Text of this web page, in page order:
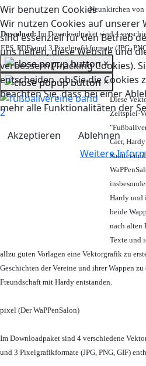
Wir benutzen Cookies
Wir nutzen Cookies auf unserer
sind essenziell für den Betrieb
uns helfen, diese Website und
verbessern (Tracking Cookies).
entscheiden, ob Sie die Cookies
beachten Sie, dass bei einer
mehr alle Funktionalitäten der
Akzeptieren
Ablehnen
Weitere
Neunkirchen von
Download: Im Downloadpaket sind 4
EPS, PDF) und 3 Pixelgrafikformate (JPG,
×
×
Diese
Zeitspiel-
Gier,
Sautter
Hardy und
beide
nach alten
Texte und
allzu guten Vorlagen eine Vektorgrafik zu
Geschichten der Vereine und ihrer Wappen
Freundschaft mit Hardy entstanden.
pixel (Der WaPPenSalon)
Im Downloadpaket sind 4 verschiedene
und 3 Pixelgrafikformate (JPG, PNG, GIF)